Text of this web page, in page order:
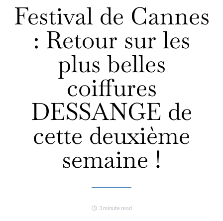
Festival de Cannes
: Retour sur les
plus belles
coiffures
DESSANGE de
cette deuxième
semaine !
3 minute read